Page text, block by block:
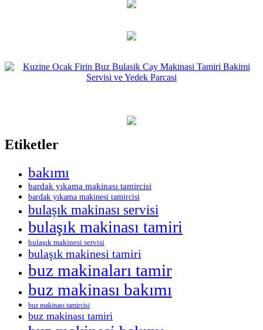
Etiketler
bakımı
bardak yıkama makinası tamircisi
bardak yıkama makinesi tamircisi
bulaşık makinası servisi
bulaşık makinası tamiri
bulaşık makinesi servisi
bulaşık makinesi tamiri
buz makinaları tamir
buz makinası bakımı
buz makinası tamircisi
buz makinası tamiri